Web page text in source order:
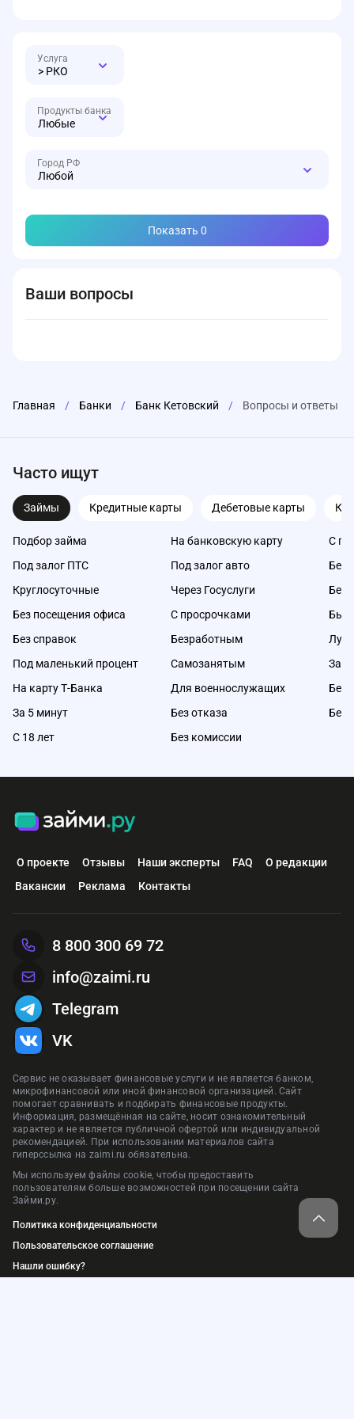
собеседования и анализа платежеспособности клиента.
> РКО
Любые
Любой
Показать 0
Ваши вопросы
Главная / Банки / Банк Кетовский / Вопросы и ответы
Часто ищут
Займы Кредитные карты Дебетовые карты
Подбор займа
Под залог ПТС
Круглосуточные
Без посещения офиса
Без справок
Под маленький процент
На карту Т-Банка
За 5 минут
С 18 лет
На банковскую карту
Под залог авто
Через Госуслуги
С просрочками
Безработным
Самозанятым
Для военнослужащих
Без отказа
Без комиссии
С
Без
Без
Без
Без
О проекте Отзывы Наши эксперты FAQ
О редакции
Вакансии
Реклама Контакты
Сервис не оказывает финансовые услуги и не является банком,
микрофинансовой или иной финансовой организацией. Сайт
помогает сравнивать и подбирать финансовые продукты.
Информация, размещённая на сайте, носит ознакомительный
характер и не является публичной офертой или индивидуальной
рекомендацией. При использовании материалов сайта
гиперссылка на zaimi.ru обязательна.
Мы используем файлы cookie, чтобы предоставить
пользователям больше возможностей при посещении сайта
Займи.ру.
Политика конфиденциальности
Пользовательское соглашение
Нашли ошибку?
8 800 300 69 72
info@zaimi.ru
Telegram
VK